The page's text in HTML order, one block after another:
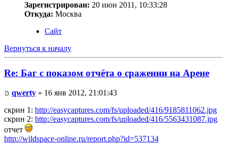
Зарегистрирован: 20 июн 2011, 10:33:28
Откуда: Москва
Сайт
Вернуться к началу
Re: Баг с показом отчёта о сражении на Арене
qwerty » 16 янв 2012, 21:01:43
скрин 1: http://easycaptures.com/fs/uploaded/416/9185811062.jpg
скрин 2: http://easycaptures.com/fs/uploaded/416/5563431087.jpg
отчет
http://wildspace-online.ru/report.php?id=537134